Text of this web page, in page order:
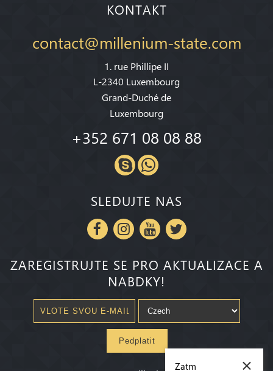
KONTAKT
contact@millenium-state.com
1. rue Phillipe II
L-2340 Luxembourg
Grand-Duché de
Luxembourg
+352 671 08 08 88
SLEDUJTE NAS
ZAREGISTRUJTE SE PRO AKTUALIZACE A
NABDKY!
Pedplatit
×
Zatm